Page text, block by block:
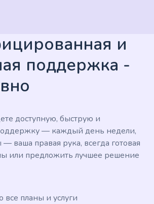
и
поддержка -
доступную, быструю и
— каждый день недели,
ваша правая рука, всегда готовая
или предложить лучшее решение
все планы и услуги